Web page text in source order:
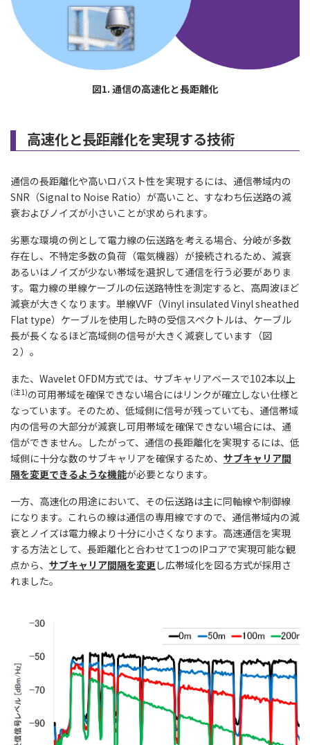
図1. 通信の高速化と長距離化
高速化と長距離化を実現する技術
通信の長距離化や高いロバスト性を実現するには、通信帯域内の
SNR（Signal to Noise Ratio）が高いこと、すなわち伝送路の減
衰およびノイズが小さいことが求められます。
劣悪な環境の例として電力線の伝送路を考える場合、分岐が多数
存在し、不特定多数の負荷（電気機器）が接続されるため、減衰
あるいはノイズが少ない帯域を選択して通信を行う必要がありま
す。電力線の単線ケーブルの伝送路特性を測定すると、高周波ほど
減衰が大きくなります。単線VVF（Vinyl insulated Vinyl sheathed
Flat type）ケーブルを使用した時の受信スペクトルは、ケーブル
長が長くなるほど高域側の信号が大きく減衰しています（図
２）。
また、Wavelet OFDM方式では、サブキャリアベースで102本以上
(注1)の可用帯域を確保できない場合にはリンクが確立しない仕様と
なっています。そのため、低域側に信号が残っていても、通信帯域
内の信号の大部分が減衰し可用帯域を確保できない場合には、通
信ができません。したがって、通信の長距離化を実現するには、低
域側に十分な数のサブキャリアを確保するため、 サブキャリア間
隔を変更できるような機能が必要となります。
一方、高速化の用途において、その伝送路は主に同軸線や制御線
になります。これらの線は通信の専用線ですので、通信帯域内の減
衰とノイズは電力線より十分に小さくなります。高速通信を実現
する方法として、長距離化と合わせて1つのIPコアで実現可能な観
点から、 サブキャリア間隔を変更し広帯域化を図る方式が採用さ
れました。